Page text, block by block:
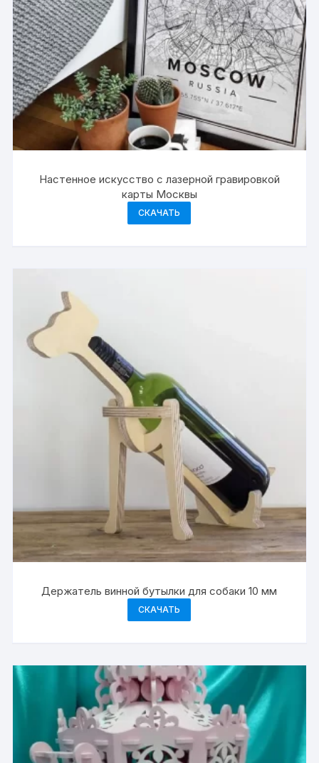
Настенное искусство с лазерной гравировкой
карты Москвы
СКАЧАТЬ
Держатель винной бутылки для собаки 10 мм
СКАЧАТЬ